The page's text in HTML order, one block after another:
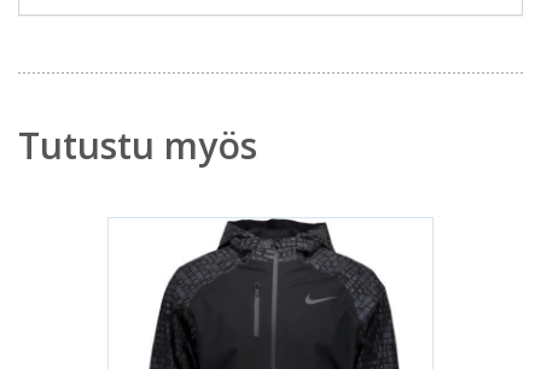
Tutustu myös